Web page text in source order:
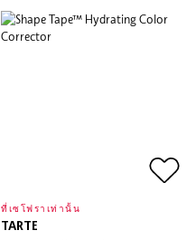
ที่เซโฟราเท่านั้น
TARTE